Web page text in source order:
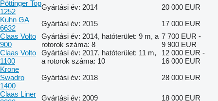
Pöttinger Top
1252
Gyártási év: 2014
20 000 EUR
Kuhn GA
6632
Gyártási év: 2015
17 000 EUR
Claas Volto
900
Gyártási év: 2014, hatóterület: 9 m, a
rotorok száma: 8
7 700 EUR -
9 900 EUR
Claas Volto
1100
Gyártási év: 2017, hatóterület: 11 m,
a rotorok száma: 10
12 000 EUR -
16 000 EUR
Krone
Swadro
1400
Gyártási év: 2018
28 000 EUR
Claas Liner
Gyártási év: 2009
18 000 EUR